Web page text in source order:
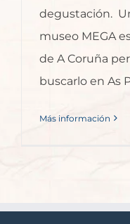
degustación.
museo MEGA
de A Coruña
buscarlo en As
Más información